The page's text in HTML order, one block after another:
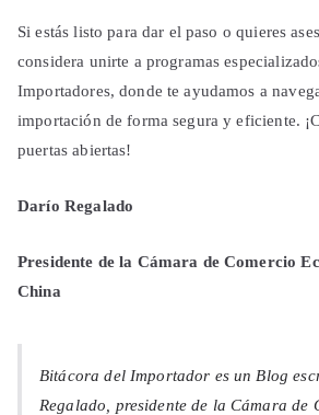
Si estás listo para dar el paso o quieres
considera unirte a programas
Importadores, donde te ayudamos a
importación de forma segura y eficiente.
puertas abiertas!
Darío Regalado
Presidente de la Cámara de Comercio
China
Bitácora del Importador es un Blog
Regalado, presidente de la Cámara de